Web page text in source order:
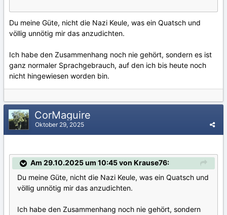
Du meine Güte, nicht die Nazi Keule, was ein Quatsch und
völlig unnötig mir das anzudichten.
Ich habe den Zusammenhang noch nie gehört, sondern es ist
ganz normaler Sprachgebrauch, auf den ich bis heute noch
nicht hingewiesen worden bin.
CorMaguire
Oktober 29, 2025
Am 29.10.2025 um 10:45 von Krause76:
Du meine Güte, nicht die Nazi Keule, was ein Quatsch und
völlig unnötig mir das anzudichten.
Ich habe den Zusammenhang noch nie gehört, sondern